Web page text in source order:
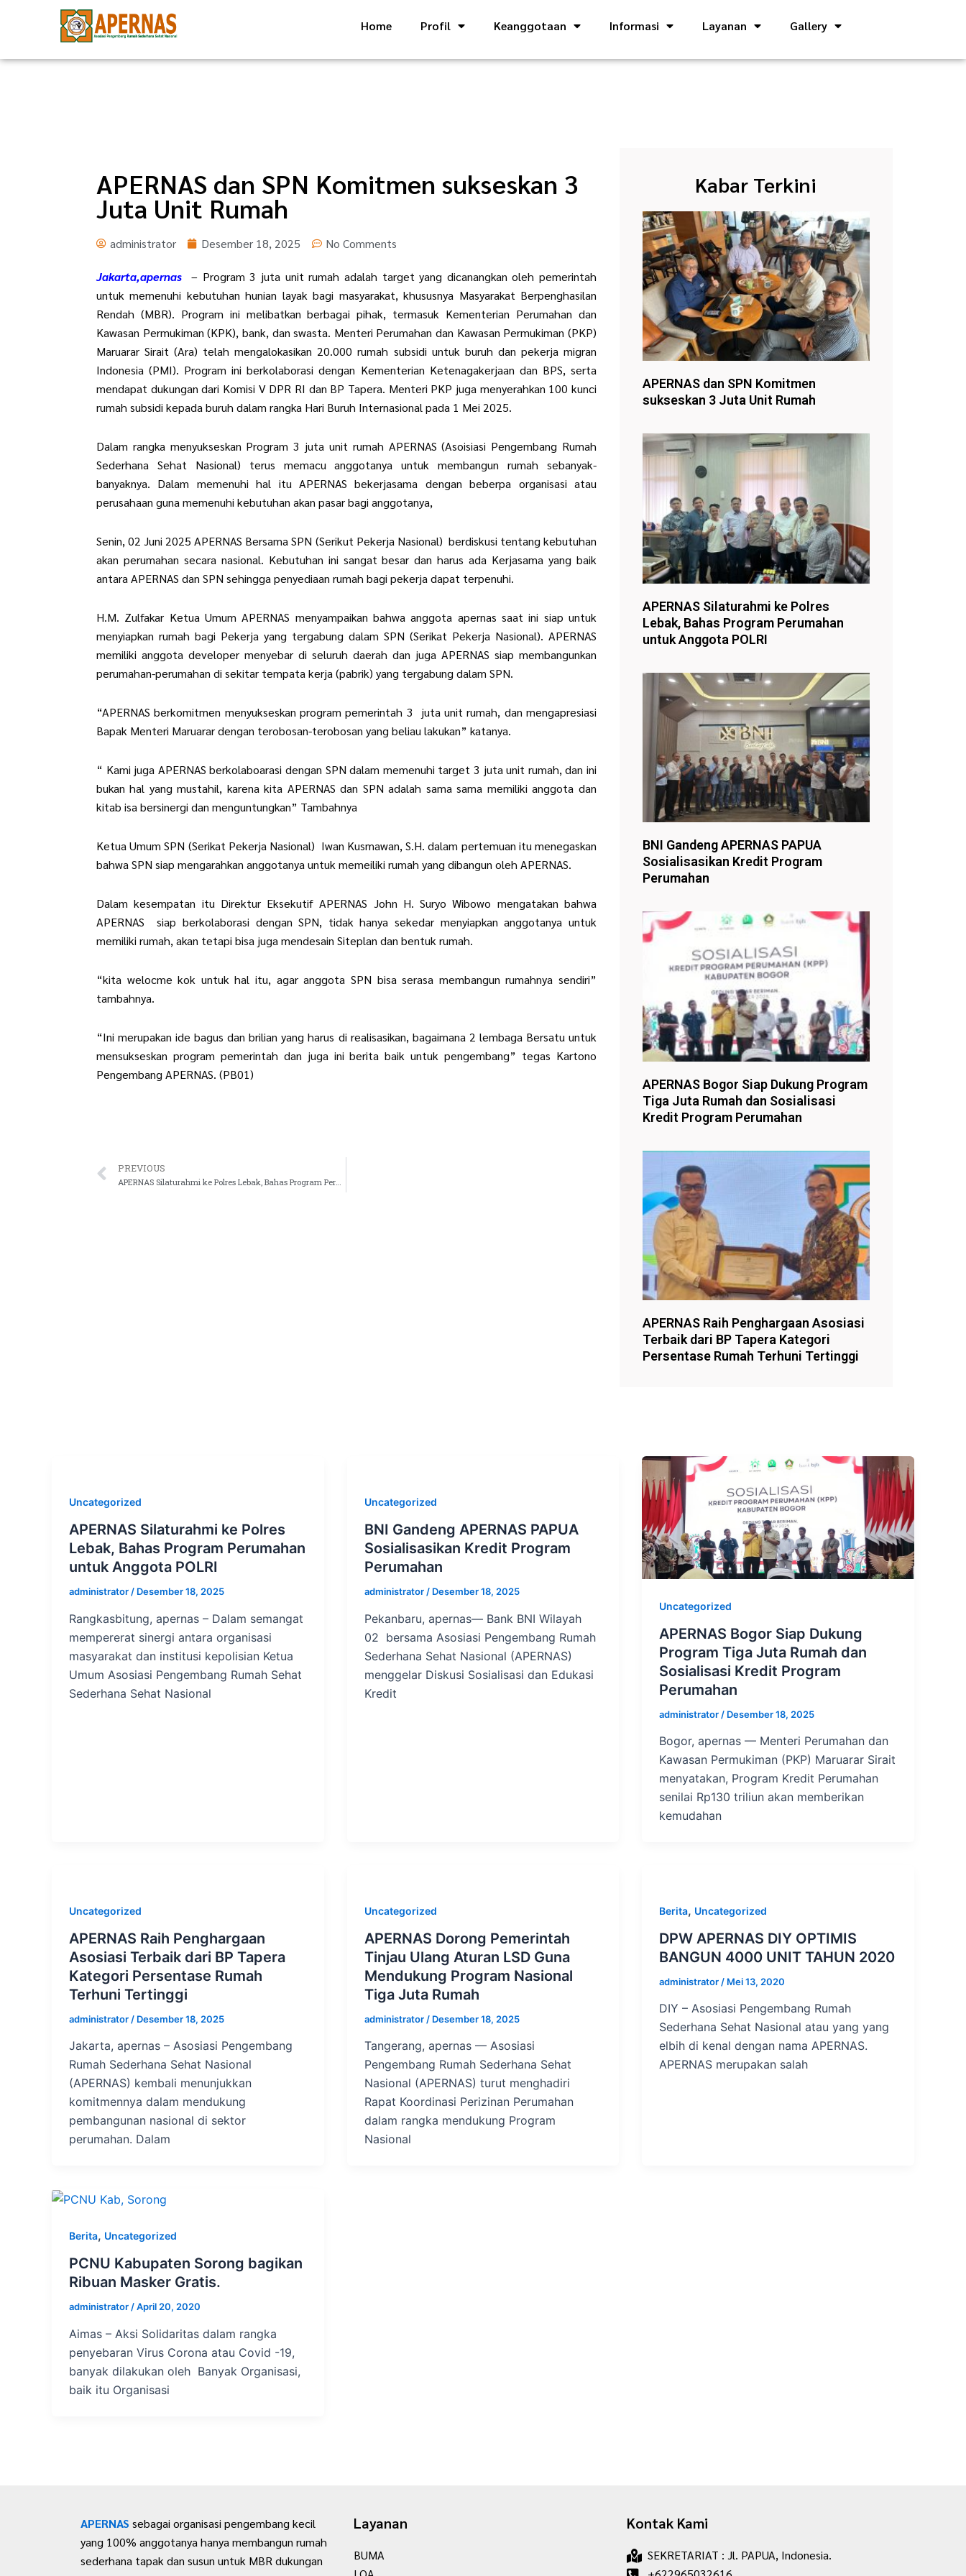
Home Profil Keanggotaan Informasi Layanan Gallery
APERNAS dan SPN Komitmen sukseskan 3
Juta Unit Rumah
administrator Desember 18, 2025 No Comments
Jakarta,apernas
– Program 3 juta unit rumah adalah target yang dicanangkan oleh pemerintah
untuk memenuhi kebutuhan hunian layak bagi masyarakat, khususnya Masyarakat Berpenghasilan
Rendah (MBR). Program ini melibatkan berbagai pihak, termasuk Kementerian Perumahan dan
Kawasan Permukiman (KPK), bank, dan swasta. Menteri Perumahan dan Kawasan Permukiman (PKP)
Maruarar Sirait (Ara) telah mengalokasikan 20.000 rumah subsidi untuk buruh dan pekerja migran
Indonesia (PMI). Program ini berkolaborasi dengan Kementerian Ketenagakerjaan dan BPS, serta
mendapat dukungan dari Komisi V DPR RI dan BP Tapera. Menteri PKP juga menyerahkan 100 kunci
rumah subsidi kepada buruh dalam rangka Hari Buruh Internasional pada 1 Mei 2025.
Dalam rangka menyukseskan Program 3 juta unit rumah APERNAS (Asoisiasi Pengembang Rumah
Sederhana Sehat Nasional) terus memacu anggotanya untuk membangun rumah sebanyak-
banyaknya. Dalam memenuhi hal itu APERNAS bekerjasama dengan beberpa organisasi atau
perusahaan guna memenuhi kebutuhan akan pasar bagi anggotanya,
Senin, 02 Juni 2025 APERNAS Bersama SPN (Serikut Pekerja Nasional) berdiskusi tentang kebutuhan
akan perumahan secara nasional. Kebutuhan ini sangat besar dan harus ada Kerjasama yang baik
antara APERNAS dan SPN sehingga penyediaan rumah bagi pekerja dapat terpenuhi.
H.M. Zulfakar Ketua Umum APERNAS menyampaikan bahwa anggota apernas saat ini siap untuk
menyiapkan rumah bagi Pekerja yang tergabung dalam SPN (Serikat Pekerja Nasional). APERNAS
memiliki anggota developer menyebar di seluruh daerah dan juga APERNAS siap membangunkan
perumahan-perumahan di sekitar tempata kerja (pabrik) yang tergabung dalam SPN.
“APERNAS berkomitmen menyukseskan program pemerintah 3 juta unit rumah, dan mengapresiasi
Bapak Menteri Maruarar dengan terobosan-terobosan yang beliau lakukan” katanya.
“ Kami juga APERNAS berkolaboarasi dengan SPN dalam memenuhi target 3 juta unit rumah, dan ini
bukan hal yang mustahil, karena kita APERNAS dan SPN adalah sama sama memiliki anggota dan
kitab isa bersinergi dan menguntungkan” Tambahnya
Ketua Umum SPN (Serikat Pekerja Nasional) Iwan Kusmawan, S.H. dalam pertemuan itu menegaskan
bahwa SPN siap mengarahkan anggotanya untuk memeiliki rumah yang dibangun oleh APERNAS.
Dalam kesempatan itu Direktur Eksekutif APERNAS John H. Suryo Wibowo mengatakan bahwa
APERNAS siap berkolaborasi dengan SPN, tidak hanya sekedar menyiapkan anggotanya untuk
memiliki rumah, akan tetapi bisa juga mendesain Siteplan dan bentuk rumah.
“kita welocme kok untuk hal itu, agar anggota SPN bisa serasa membangun rumahnya sendiri”
tambahnya.
“Ini merupakan ide bagus dan brilian yang harus di realisasikan, bagaimana 2 lembaga Bersatu untuk
mensukseskan program pemerintah dan juga ini berita baik untuk pengembang” tegas Kartono
Pengembang APERNAS. (PB01)
Prev
PREVIOUS
Kabar Terkini
APERNAS dan SPN Komitmen
sukseskan 3 Juta Unit Rumah
APERNAS Silaturahmi ke Polres
Lebak, Bahas Program Perumahan
untuk Anggota POLRI
BNI Gandeng APERNAS PAPUA
Sosialisasikan Kredit Program
Perumahan
APERNAS Bogor Siap Dukung Program
Tiga Juta Rumah dan Sosialisasi
Kredit Program Perumahan
APERNAS Raih Penghargaan Asosiasi
Terbaik dari BP Tapera Kategori
Persentase Rumah Terhuni Tertinggi
Uncategorized
APERNAS Silaturahmi ke Polres
Lebak, Bahas Program Perumahan
untuk Anggota POLRI
administrator / Desember 18, 2025
Rangkasbitung, apernas – Dalam semangat
mempererat sinergi antara organisasi
masyarakat dan institusi kepolisian Ketua
Umum Asosiasi Pengembang Rumah Sehat
Sederhana Sehat Nasional
Uncategorized
BNI Gandeng APERNAS PAPUA
Sosialisasikan Kredit Program
Perumahan
administrator / Desember 18, 2025
Pekanbaru, apernas— Bank BNI Wilayah
02 bersama Asosiasi Pengembang Rumah
Sederhana Sehat Nasional (APERNAS)
menggelar Diskusi Sosialisasi dan Edukasi
Kredit
Uncategorized
APERNAS Bogor Siap Dukung
Program Tiga Juta Rumah dan
Sosialisasi Kredit Program
Perumahan
administrator / Desember 18, 2025
Bogor, apernas — Menteri Perumahan dan
Kawasan Permukiman (PKP) Maruarar Sirait
menyatakan, Program Kredit Perumahan
senilai Rp130 triliun akan memberikan
kemudahan
Uncategorized
APERNAS Raih Penghargaan
Asosiasi Terbaik dari BP Tapera
Kategori Persentase Rumah
Terhuni Tertinggi
administrator / Desember 18, 2025
Jakarta, apernas – Asosiasi Pengembang
Rumah Sederhana Sehat Nasional
(APERNAS) kembali menunjukkan
komitmennya dalam mendukung
pembangunan nasional di sektor
perumahan. Dalam
Uncategorized
APERNAS Dorong Pemerintah
Tinjau Ulang Aturan LSD Guna
Mendukung Program Nasional
Tiga Juta Rumah
administrator / Desember 18, 2025
Tangerang, apernas — Asosiasi
Pengembang Rumah Sederhana Sehat
Nasional (APERNAS) turut menghadiri
Rapat Koordinasi Perizinan Perumahan
dalam rangka mendukung Program
Nasional
Berita, Uncategorized
DPW APERNAS DIY OPTIMIS
BANGUN 4000 UNIT TAHUN 2020
administrator / Mei 13, 2020
DIY – Asosiasi Pengembang Rumah
Sederhana Sehat Nasional atau yang yang
elbih di kenal dengan nama APERNAS.
APERNAS merupakan salah
Berita, Uncategorized
PCNU Kabupaten Sorong bagikan
Ribuan Masker Gratis.
administrator /April 20, 2020
Aimas – Aksi Solidaritas dalam rangka
penyebaran Virus Corona atau Covid -19,
banyak dilakukan oleh Banyak Organisasi,
baik itu Organisasi
APERNAS sebagai organisasi pengembang kecil
yang 100% anggotanya hanya membangun rumah
sederhana tapak dan susun untuk MBR dukungan
Layanan
BUMA
Kontak Kami
SEKRETARIAT : Jl. PAPUA, Indonesia.